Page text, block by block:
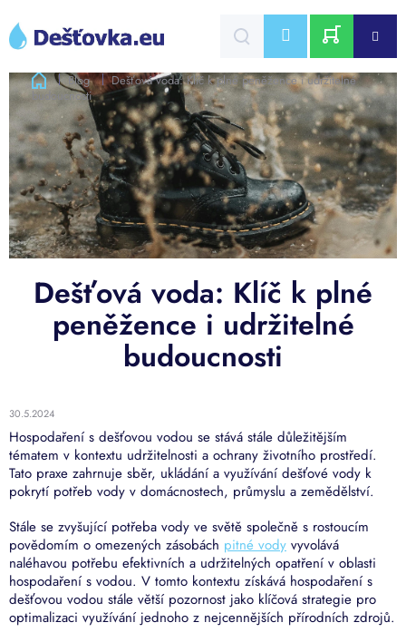
obsah
CZK
NÁKUPNÍ
KOŠÍK
DomůBlog
Dešťová voda: Klíč k plné peněžence i udržitelné
budoucnosti
Dešťová voda: Klíč k plné
peněžence i udržitelné
budoucnosti
30.5.2024
Hospodaření s dešťovou vodou se stává stále důležitějším
tématem v kontextu udržitelnosti a ochrany životního prostředí.
Tato praxe zahrnuje sběr, ukládání a využívání dešťové vody k
pokrytí potřeb vody v domácnostech, průmyslu a zemědělství.
Stále se zvyšující potřeba vody ve světě společně s rostoucím
povědomím o omezených zásobách pitné vody vyvolává
naléhavou potřebu efektivních a udržitelných opatření v oblasti
hospodaření s vodou. V tomto kontextu získává hospodaření s
dešťovou vodou stále větší pozornost jako klíčová strategie pro
optimalizaci využívání jednoho z nejcennějších přírodních zdrojů.